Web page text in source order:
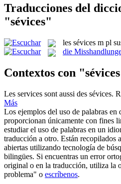
Traducciones del
"sévices"
les sévices m pl
die
Contextos con
Les services sont aussi des sévices.
Más
Los ejemplos del uso de palabras en
proporcionan únicamente con fines
estudiar el uso de palabras en un
traducción a otro. Están recopilados
abiertas utilizando tecnología de
bilingües. Si encuentras un error
original o en la traducción, utiliza la
problema" o escríbenos.